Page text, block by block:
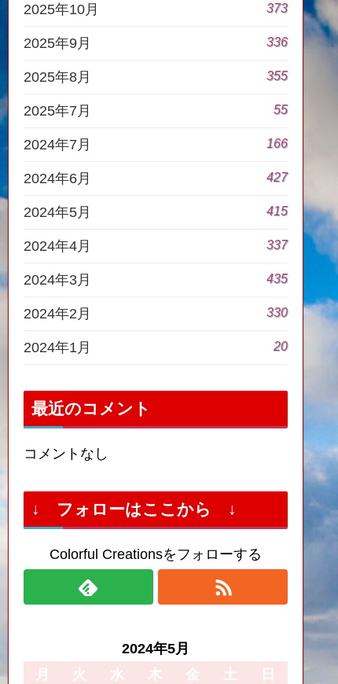
2025年10月 373
2025年9月 336
2025年8月 355
2025年7月 55
2024年7月 166
2024年6月 427
2024年5月 415
2024年4月 337
2024年3月 435
2024年2月 330
2024年1月 20
最近のコメント
コメントなし
↓ フォローはここから ↓
Colorful Creationsをフォローする
2024年5月
月
火 水 木 金 土
日